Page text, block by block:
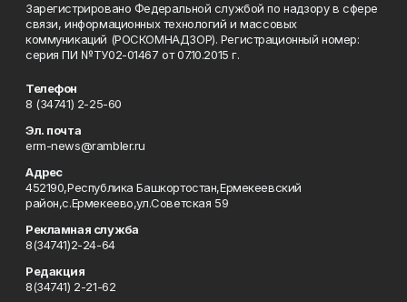
Зарегистрировано Федеральной службой по надзору в сфере
связи, информационных технологий и массовых
коммуникаций (РОСКОМНАДЗОР). Регистрационный номер:
серия ПИ №ТУ02-01467 от 07.10.2015 г.
Телефон
8 (34741) 2-25-60
Эл. почта
erm-news@rambler.ru
Адрес
452190,Республика Башкортостан,Ермекеевский
район,с.Ермекеево,ул.Советская 59
Рекламная служба
8(34741)2-24-64
Редакция
8(34741) 2-21-62